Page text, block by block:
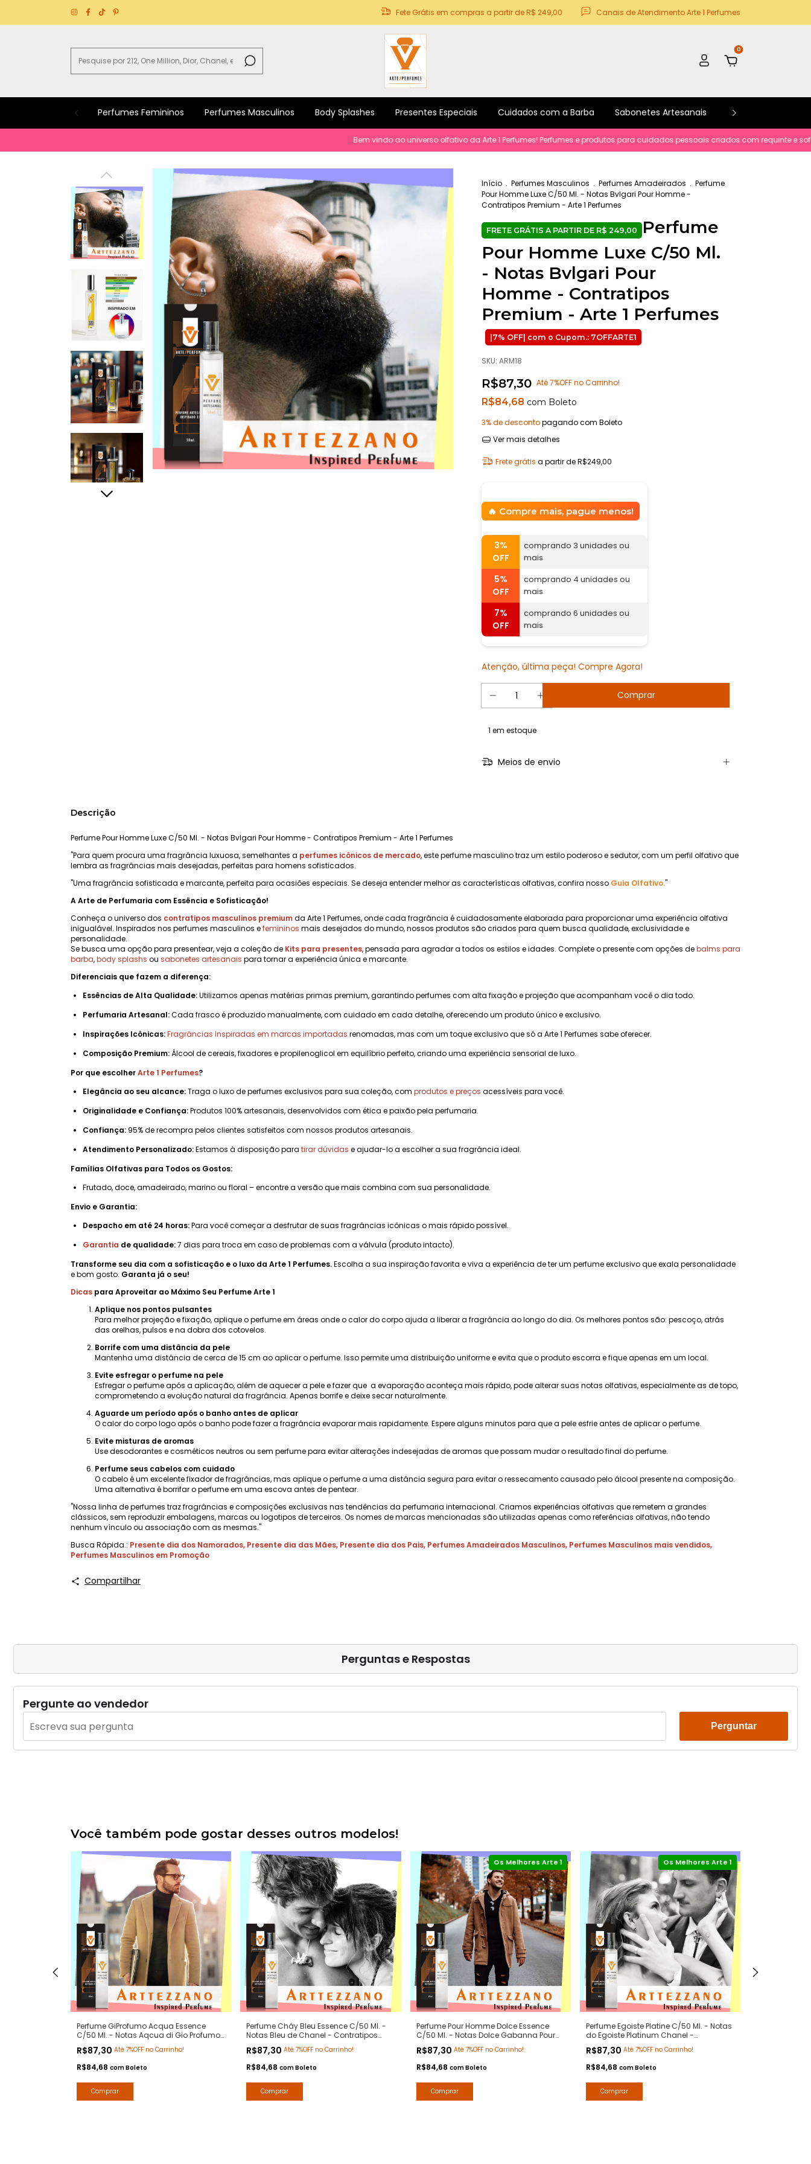
Fete Grátis em compras a partir de R$ 249,00 Canais de Atendimento Arte 1 Perfumes
0
Perfumes Femininos Perfumes Masculinos Body Splashes Presentes Especiais Cuidados com a Barba Sabonetes Artesanais Kits e Promoções
Bem vindo ao universo olfativo da Arte 1 Perfumes! Perfumes e produtos para cuidados pessoais criados com requinte e
Início . Perfumes Masculinos . Perfumes Amadeirados . Perfume
Pour Homme Luxe C/50 Ml. - Notas Bvlgari Pour Homme -
Contratipos Premium - Arte 1 Perfumes
Perfume
Pour Homme Luxe C/50 Ml.
- Notas Bvlgari Pour
Homme - Contratipos
Premium - Arte 1 Perfumes
SKU: ARM18
R$87,30 Até 7%OFF no Carrinho!
R$84,68 com Boleto
3% de descontopagando com Boleto
Ver mais detalhes
Frete grátis a partir deR$249,00
Compre mais, pague menos!
3%
OFF
comprando 3 unidades ou
mais
5%
OFF
comprando 4 unidades ou
mais
7%
OFF
comprando 6 unidades ou
mais
Atenção, última peça! Compre Agora!
1 em estoque
Meios de envio
Descrição
Perfume Pour Homme Luxe C/50 Ml. - Notas Bvlgari Pour Homme - Contratipos Premium - Arte 1 Perfumes
"Para quem procura uma fragrância luxuosa, semelhantes a perfumes icônicos de mercado, este perfume masculino traz um estilo poderoso e sedutor, com um perfil olfativo que
lembra as fragrâncias mais desejadas, perfeitas para homens sofisticados.
"Uma fragrância sofisticada e marcante, perfeita para ocasiões especiais. Se deseja entender melhor as características olfativas, confira nosso Guia Olfativo."
A Arte de Perfumaria com Essência e Sofisticação!
Conheça o universo dos contratipos masculinos premiumda Arte 1 Perfumes, onde cada fragrância é cuidadosamente elaborada para proporcionar uma experiência olfativa
inigualável. Inspirados nos perfumes masculinos efemininos mais desejados do mundo, nossos produtos são criados para quem busca qualidade, exclusividade e
personalidade.
Se busca uma opção para presentear, veja a coleção de Kits para presentes, pensada para agradar a todos os estilos e idades. Complete o presente com opções debalms para
barba,body splashs ou sabonetes artesanais para tornar a experiência única e marcante.
Diferenciais que fazem a diferença:
Essências de Alta Qualidade:Utilizamos apenas matérias primas premium, garantindo perfumes com alta fixação e projeção que acompanham você o dia todo.
Perfumaria Artesanal:Cada frasco é produzido manualmente, com cuidado em cada detalhe, oferecendo um produto único e exclusivo.
Inspirações Icônicas:Fragrâncias inspiradas em marcas importadas renomadas, mas com um toque exclusivo que só a Arte 1 Perfumes sabe oferecer.
Composição Premium:Álcool de cereais, fixadores e propilenoglicol em equilíbrio perfeito, criando uma experiência sensorial de luxo.
Por que escolherArte 1 Perfumes?
Elegância ao seu alcance:Traga o luxo de perfumes exclusivos para sua coleção, com produtos e preços acessíveis para você.
Originalidade e Confiança:Produtos 100% artesanais, desenvolvidos com ética e paixão pela perfumaria.
Confiança: 95% de recompra pelos clientes satisfeitos com nossos produtos artesanais.
Atendimento Personalizado:Estamos à disposição para tirar dúvidas e ajudar-lo a escolher a sua fragrância ideal.
Famílias Olfativas para Todos os Gostos:
Frutado, doce, amadeirado, marino ou floral – encontre a versão que mais combina com sua personalidade.
Envio e Garantia:
Despacho em até 24 horas:Para você começar a desfrutar de suas fragrâncias icônicas o mais rápido possível.
Garantia de qualidade:7 dias para troca em caso de problemas com a válvula (produto intacto).
Transforme seu dia com a sofisticação e o luxo da Arte 1 Perfumes.Escolha a sua inspiração favorita e viva a experiência de ter um perfume exclusivo que exala personalidade
e bom gosto. Garanta já o seu!
Dicas para Aproveitar ao Máximo Seu Perfume Arte 1
Aplique nos pontos pulsantes
Para melhor projeção e fixação, aplique o perfume em áreas onde o calor do corpo ajuda a liberar a fragrância ao longo do dia. Os melhores pontos são: pescoço, atrás
das orelhas, pulsos e na dobra dos cotovelos.
Borrife com uma distância da pele
Mantenha uma distância de cerca de 15 cm ao aplicar o perfume. Isso permite uma distribuição uniforme e evita que o produto escorra e fique apenas em um local.
Evite esfregar o perfume na pele
Esfregar o perfume após a aplicação, além de aquecer a pele e fazer que a evaporação aconteça mais rápido, pode alterar suas notas olfativas, especialmente as de topo,
comprometendo a evolução natural da fragrância. Apenas borrife e deixe secar naturalmente.
Aguarde um período após o banho antes de aplicar
O calor do corpo logo após o banho pode fazer a fragrância evaporar mais rapidamente. Espere alguns minutos para que a pele esfrie antes de aplicar o perfume.
Evite misturas ​​de aromas
Use desodorantes e cosméticos neutros ou sem perfume para evitar alterações indesejadas de aromas que possam mudar o resultado final do perfume.
Perfume seus cabelos com cuidado
O cabelo é um excelente fixador de fragrâncias, mas aplique o perfume a uma distância segura para evitar o ressecamento causado pelo álcool presente na composição.
Uma alternativa é borrifar o perfume em uma escova antes de pentear.
"Nossa linha de perfumes traz fragrâncias e composições exclusivas nas tendências da perfumaria internacional. Criamos experiências olfativas que remetem a grandes
clássicos, sem reproduzir embalagens, marcas ou logotipos de terceiros. Os nomes de marcas mencionadas são utilizadas apenas como referências olfativas, não tendo
nenhum vínculo ou associação com as mesmas."
Busca Rápida.: Presente dia dos Namorados, Presente dia das Mães, Presente dia dos Pais, Perfumes Amadeirados Masculinos, Perfumes Masculinos mais vendidos,
Perfumes Masculinos em Promoção
Compartilhar
Perguntas e Respostas
Pergunte ao vendedor
Perguntar
Você também pode gostar desses outros modelos!
Perfume GiProfumo Acqua Essence
C/50 Ml. - Notas Aqcua di Gio Profumo
- Contratipos Premium - Arte 1 Perfumes
R$87,30 Até 7%OFF no Carrinho!
R$84,68 comBoleto
Perfume Cháy Bleu Essence C/50 Ml. -
Notas Bleu de Chanel - Contratipos
Premium - Arte 1 Perfumes
R$87,30Até 7%OFF no Carrinho!
R$84,68comBoleto
Perfume Pour Homme Dolce Essence
C/50 Ml. - Notas Dolce Gabanna Pour
Homme - Contratipos Premium - Arte 1
Perfumes
R$87,30 Até 7%OFF no Carrinho!
R$84,68 comBoleto
Perfume Egoiste Platine C/50 Ml. - Notas
do Egoiste Platinum Chanel -
Contratipos Premium - Arte 1 Perfumes
R$87,30 Até 7%OFF no Carrinho!
R$84,68 comBoleto